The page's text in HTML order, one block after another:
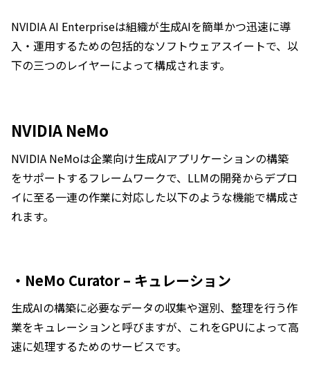
NVIDIA AI Enterpriseは組織が生成AIを簡単かつ迅速に導
入・運用するための包括的なソフトウェアスイートで、以
下の三つのレイヤーによって構成されます。
NVIDIA NeMo
NVIDIA NeMoは企業向け生成AIアプリケーションの構築
をサポートするフレームワークで、LLMの開発からデプロ
イに至る一連の作業に対応した以下のような機能で構成さ
れます。
・NeMo Curator – キュレーション
生成AIの構築に必要なデータの収集や選別、整理を行う作
業をキュレーションと呼びますが、これをGPUによって高
速に処理するためのサービスです。